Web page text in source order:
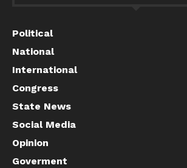
Political
National
International
Congress
State News
Social Media
Opinion
Goverment